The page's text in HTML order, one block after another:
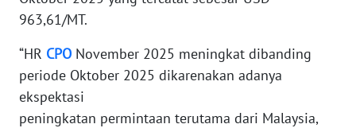
963,61/MT.
“HR CPO November 2025 meningkat dibanding
periode Oktober 2025 dikarenakan adanya
ekspektasi
peningkatan permintaan terutama dari Malaysia,
PEDOMAN
SIBER
REDAKSI